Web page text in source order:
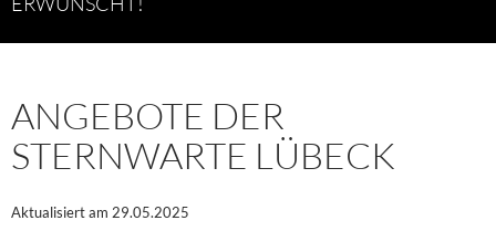
ANGEBOTE DER
STERNWARTE LÜBECK
Aktualisiert am 29.05.2025